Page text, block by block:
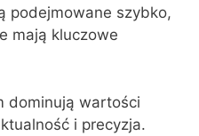
podejmowane szybko,
mają kluczowe
dominują wartości
i precyzja.